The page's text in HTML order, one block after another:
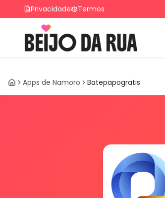
Privacidade Termos
HomeApps de Namoro Batepapogratis